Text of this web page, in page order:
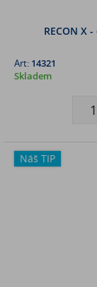
RECON X
Art: 14321
Skladem
Náš TIP